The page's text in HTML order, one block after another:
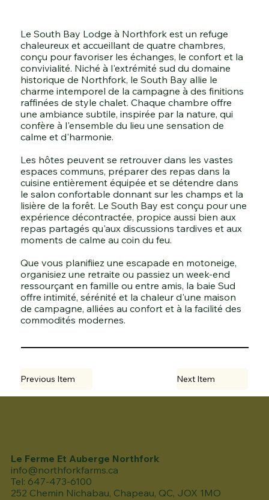
Le South Bay Lodge à Northfork est un refuge
chaleureux et accueillant de quatre chambres,
conçu pour favoriser les échanges, le confort et la
convivialité. Niché à l'extrémité sud du domaine
historique de Northfork, le South Bay allie le
charme intemporel de la campagne à des finitions
raffinées de style chalet. Chaque chambre offre
une ambiance subtile, inspirée par la nature, qui
confère à l'ensemble du lieu une sensation de
calme et d'harmonie.
Les hôtes peuvent se retrouver dans les vastes
espaces communs, préparer des repas dans la
cuisine entièrement équipée et se détendre dans
le salon confortable donnant sur les champs et la
lisière de la forêt. Le South Bay est conçu pour une
expérience décontractée, propice aussi bien aux
repas partagés qu'aux discussions tardives et aux
moments de calme au coin du feu.
Que vous planifiiez une escapade en motoneige,
organisiez une retraite ou passiez un week-end
ressourçant en famille ou entre amis, la baie Sud
offre intimité, sérénité et la chaleur d'une maison
de campagne, alliées au confort et à la facilité des
commodités modernes.
Previous Item Next Item
Le Ferme Et Auberge Northfork
info@northforkfarms.ca
Tel: 647-473-6100
252 Chemin Nichabau, Chapeau, QC, JOX 1MO